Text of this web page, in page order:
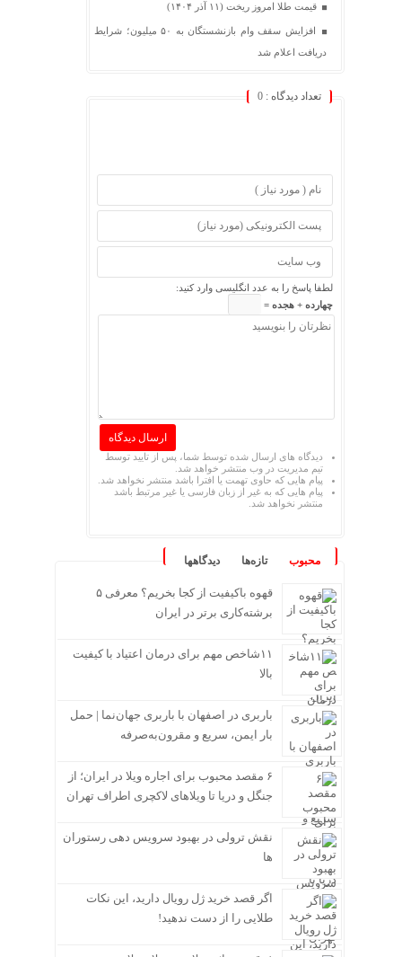
قیمت طلا امروز ریخت (۱۱ آذر ۱۴۰۴)
افزایش سقف وام بازنشستگان به ۵۰ میلیون؛ شرایط
دریافت اعلام شد
تعداد دیدگاه : 0
لطفا پاسخ را به عدد انگلیسی وارد کنید:
چهارده + هجده =
دیدگاه های ارسال شده توسط شما، پس از تایید توسط
تیم مدیریت در وب منتشر خواهد شد.
پیام هایی که حاوی تهمت یا افترا باشد منتشر نخواهد شد.
پیام هایی که به غیر از زبان فارسی یا غیر مرتبط باشد
منتشر نخواهد شد.
محبوب تازه‌ها دیدگاهها
قهوه باکیفیت از کجا بخریم؟ معرفی ۵
برشته‌کاری برتر در ایران
۱۱شاخص مهم برای درمان اعتیاد با کیفیت
بالا
باربری در اصفهان با باربری جهان‌نما | حمل
بار ایمن، سریع و مقرون‌به‌صرفه
۶ مقصد محبوب برای اجاره ویلا در ایران؛ از
جنگل و دریا تا ویلاهای لاکچری اطراف تهران
نقش ترولی در بهبود سرویس دهی رستوران
ها
اگر قصد خرید ژل رویال دارید، این نکات
طلایی را از دست ندهید!